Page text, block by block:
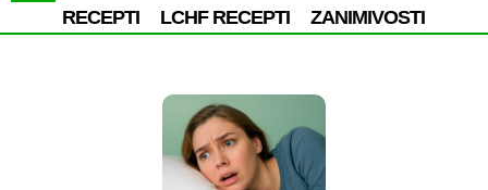
RECEPTI
LCHF RECEPTI ZANIMIVOSTI